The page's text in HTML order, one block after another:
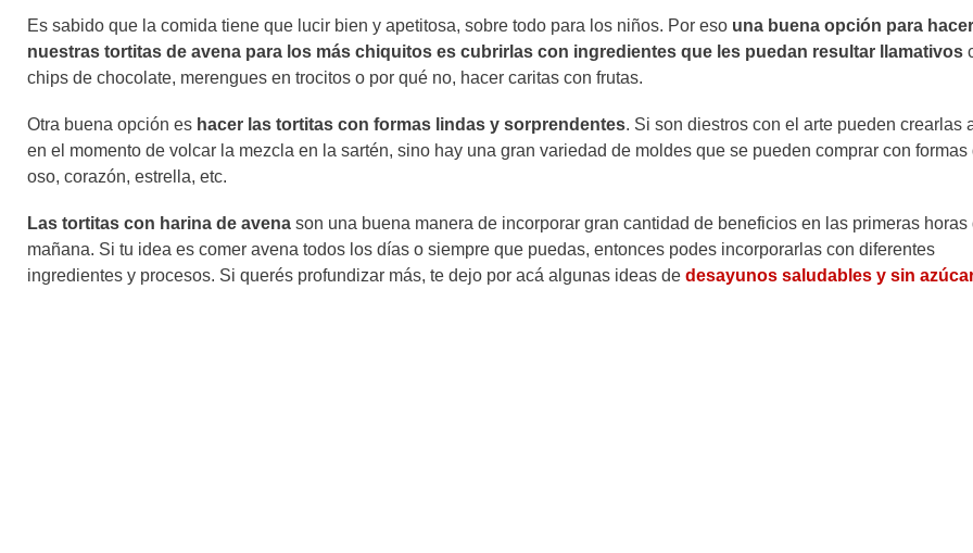
Es sabido que la comida tiene que lucir bien y apetitosa, sobre todo para los niños. Por eso una buena opción para hacer
nuestras tortitas de avena para los más chiquitos es cubrirlas con ingredientes que les puedan resultar llamativos
chips de chocolate, merengues en trocitos o por qué no, hacer caritas con frutas.
Otra buena opción es hacer las tortitas con formas lindas y sorprendentes. Si son diestros con el arte pueden crearlas
en el momento de volcar la mezcla en la sartén, sino hay una gran variedad de moldes que se pueden comprar con formas
oso, corazón, estrella, etc.
Las tortitas con harina de avena son una buena manera de incorporar gran cantidad de beneficios en las primeras horas
mañana. Si tu idea es comer avena todos los días o siempre que puedas, entonces podes incorporarlas con diferentes
ingredientes y procesos. Si querés profundizar más, te dejo por acá algunas ideas de desayunos saludables y sin